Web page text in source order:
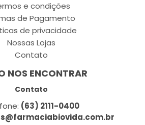
e condições
de Pagamento
de privacidade
Nossas Lojas
Contato
NOS ENCONTRAR
Contato
(63) 2111-0400